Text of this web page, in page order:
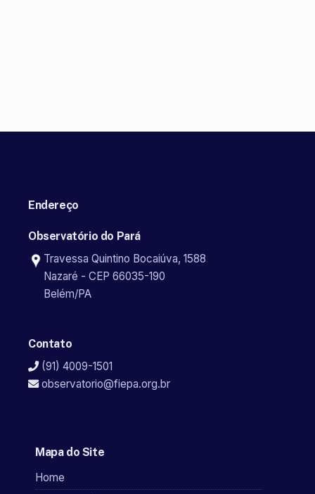
Endereço
Observatório do Pará
Travessa Quintino Bocaiúva, 1588
Nazaré - CEP 66035-190
Belém/PA
Contato
(91) 4009-1501
observatorio@fiepa.org.br
Mapa do Site
Home